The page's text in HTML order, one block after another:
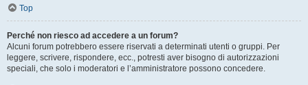
Top
Perché non riesco ad accedere a un forum?
Alcuni forum potrebbero essere riservati a determinati utenti o gruppi. Per
leggere, scrivere, rispondere, ecc., potresti aver bisogno di autorizzazioni
speciali, che solo i moderatori e l’amministratore possono concedere.